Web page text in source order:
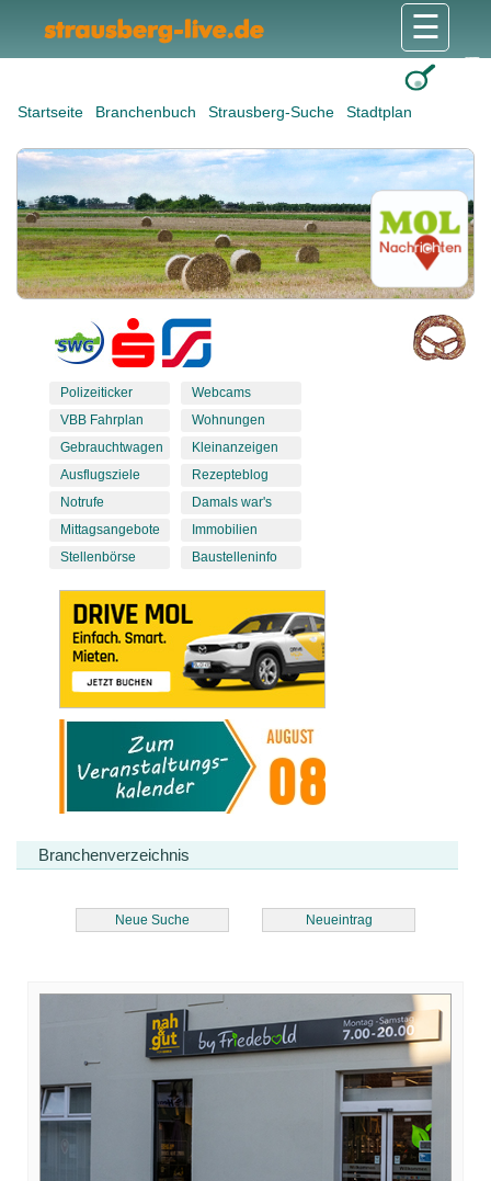
Startseite Branchenbuch Strausberg-Suche Stadtplan
☰
Polizeiticker
VBB Fahrplan
Gebrauchtwagen
Ausflugsziele
Notrufe
Mittagsangebote
Stellenbörse
Webcams
Wohnungen
Kleinanzeigen
Rezepteblog
Damals war's
Immobilien
Baustelleninfo
Branchenverzeichnis
Neue Suche Neueintrag